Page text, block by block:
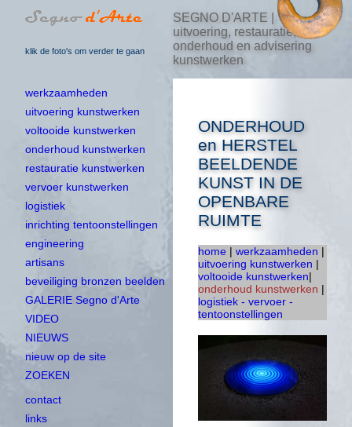
klik de foto's om verder te gaan
SEGNO D'ARTE |
uitvoering, restauratie,
onderhoud en advisering
kunstwerken
werkzaamheden
uitvoering kunstwerken
voltooide kunstwerken
onderhoud kunstwerken
restauratie kunstwerken
vervoer kunstwerken
logistiek
inrichting tentoonstellingen
engineering
artisans
beveiliging bronzen beelden
GALERIE Segno d'Arte
VIDEO
NIEUWS
nieuw op de site
ZOEKEN
contact
links
ONDERHOUD
en HERSTEL
BEELDENDE
KUNST IN DE
OPENBARE
RUIMTE
home | werkzaamheden |
uitvoering kunstwerken |
voltooide kunstwerken|
onderhoud kunstwerken |
logistiek - vervoer -
tentoonstellingen